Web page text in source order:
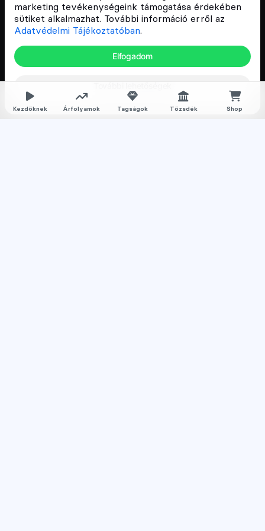
Kezdőknek Árfolyamok Tagságok Tőzsdék Shop
marketing tevékenységeink támogatása érdekében
sütiket alkalmazhat. További információ erről az
Adatvédelmi Tájékoztatóban.
Elfogadom
és vállalatok digitális oktatását és fejlődését.
Oldalak
Árfolyamok
Rólunk